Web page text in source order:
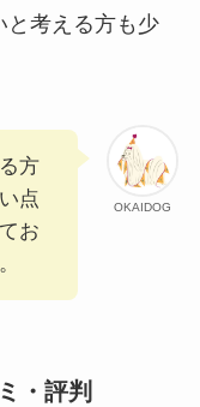
と考える方も少
OKAIDOG
方
点
お
・評判